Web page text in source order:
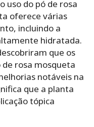
uso do pó de rosa
oferece várias
incluindo a
hidratada.
que os
rosa mosqueta
notáveis na
que a planta
tópica